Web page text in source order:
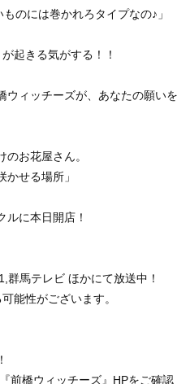
のには巻かれろタイプなの♪」
起きる気がする！！
ウィッチーズが、あなたの願いを
お花屋さん。
せる場所」
ルに本日開店！
群馬テレビ ほかにて放送中！
能性がございます。
前橋ウィッチーズ』HPをご確認